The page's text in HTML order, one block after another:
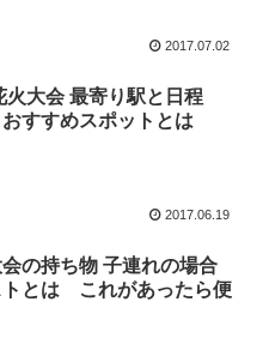
2017.07.02
火大会 最寄り駅と日程
すすめスポットとは
2017.06.19
の持ち物 子連れの場合
トとは これがあったら便